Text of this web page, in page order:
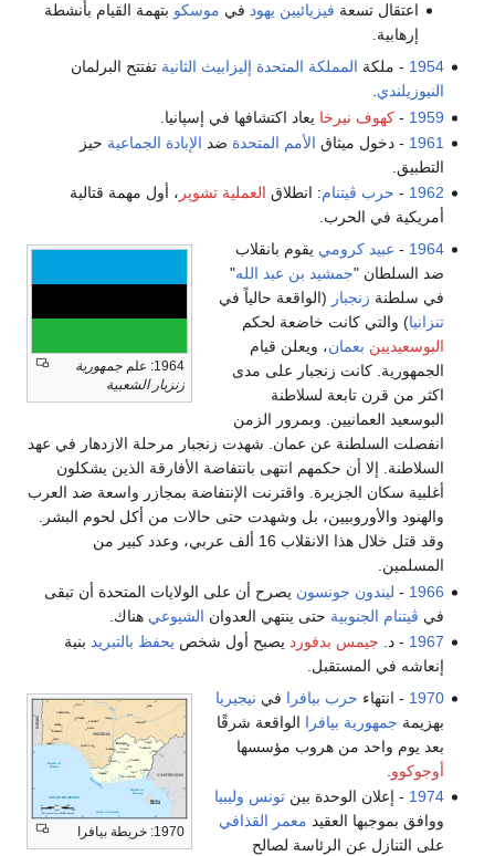
اعتقال تسعة فيزيائيين يهود في موسكو بتهمة القيام بأنشطة
إرهابية.
1954 - ملكة المملكة المتحدة إليزابيث الثانية تفتتح البرلمان
النيوزيلندي
1959
-كهوف نيرخا يعاد اكتشافها في إسپانيا.
1961 - دخول ميثاق الأمم المتحدة ضد الإبادة الجماعية حيز
التطبيق.
1962
- حرب ڤيتنام: انطلاق العملية تشوپر ، أول مهمة قتالية
أمريكية في الحرب.
1964: علم
جمهورية
زنزبار الشعبية
1964
- عبيد كرومي يقوم بانقلاب
ضد السلطان "جمشيد بن عبد الله"
في سلطنة زنجبار (الواقعة حالياً في
تنزانيا) والتي كانت خاضعة لحكم
البوسعيديين بعمان، ويعلن قيام
الجمهورية. كانت زنجبار على مدى
اكثر من قرن تابعة لسلاطنة
البوسعيد العمانيين. وبمرور الزمن
انفصلت السلطنة عن عمان. شهدت زنجبار مرحلة الازدهار في عهد
السلاطنة. إلا أن حكمهم انتهى بانتفاضة الأفارقة الذين يشكلون
أغلبية سكان الجزيرة. واقترنت الإنتفاضة بمجازر واسعة ضد العرب
والهنود والأوروبيين، بل وشهدت حتى حالات من أكل لحوم البشر.
وقد قتل خلال هذا الانقلاب 16 ألف عربي، وعدد كبير من
المسلمين.
1966
- ليندون جونسون يصرح أن على الولايات المتحدة أن تبقى
في ڤيتنام الجنوبية حتى ينتهي العدوان الشيوعي هناك.
1967 - د. جيمس بدفورد يصبح أول شخص يحفظ بالتبريد بنية
إنعاشه في المستقبل.
1970: خريطة بيافرا
1970 - انتهاء حرب بيافرا في نيجيريا
بهزيمة جمهورية بيافرا الواقعة شرقًا
بعد يوم واحد من هروب مؤسسها
أوجوكوو
1974 - إعلان الوحدة بينتونس وليبيا
ووافق بموجبها العقيد معمر القذافي
على التنازل عن الرئاسة لصالح